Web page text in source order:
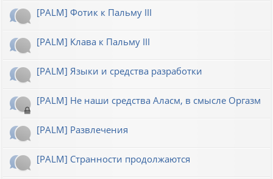
[PALM] Фотик к Пальму III
[PALM] Клава к Пальму III
[PALM] Языки и средства разработки
[PALM] Не наши средства Аласм, в смысле Оргазм
[PALM] Развлечения
[PALM] Странности продолжаются